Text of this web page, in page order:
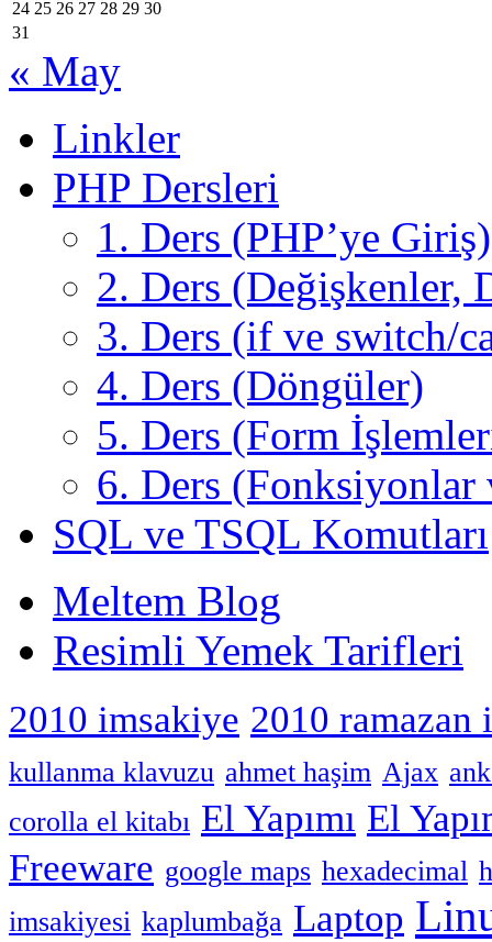
24 25 26 27 28 29 30
31
« May
Linkler
PHP Dersleri
1. Ders (PHP’ye Giriş)
2. Ders (Değişkenler,
3. Ders (if ve switch/
4. Ders (Döngüler)
5. Ders (Form
6. Ders (Fonksiyonlar
SQL ve TSQL Komutları
Meltem Blog
Resimli Yemek Tarifleri
2010 imsakiye 2010 ramazan
kullanma klavuzu ahmet haşim Ajax
corolla el kitabı El Yapımı El
Freeware google maps hexadecimal
imsakiyesi kaplumbağa Laptop